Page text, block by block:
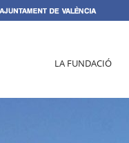
LA FUNDACIÓ